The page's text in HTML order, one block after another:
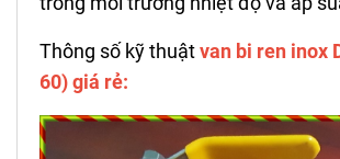
Thông số kỹ thuậtvan bi ren inox
60) giá rẻ: